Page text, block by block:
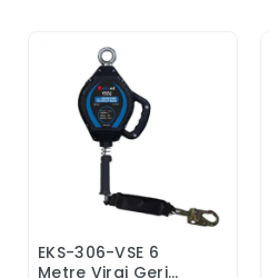
Sepete Ekle
EKS-306-VSE 6
Metre Viraj Geri